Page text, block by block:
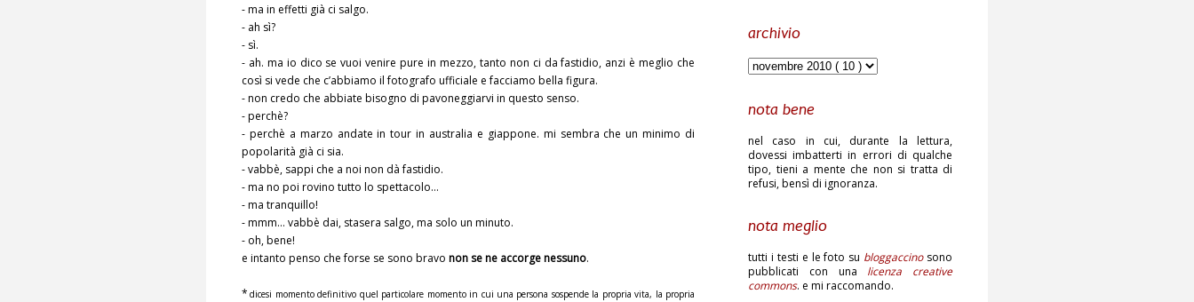
- ma in effetti già ci salgo.
- ah sì?
- sì.
- ah. ma io dico se vuoi venire pure in mezzo, tanto non ci da fastidio, anzi è meglio che
così si vede che c’abbiamo il fotografo ufficiale e facciamo bella figura.
- non credo che abbiate bisogno di pavoneggiarvi in questo senso.
- perchè?
- perchè a marzo andate in tour in australia e giappone. mi sembra che un minimo di
popolarità già ci sia.
- vabbè, sappi che a noi non dà fastidio.
- ma no poi rovino tutto lo spettacolo…
- ma tranquillo!
- mmm… vabbè dai, stasera salgo, ma solo un minuto.
- oh, bene!
e intanto penso che forse se sono bravo non se ne accorge nessuno.
* dicesi momento definitivo quel particolare momento in cui una persona sospende la propria vita, la propria
archivio
nota bene
nel caso in cui, durante la lettura,
dovessi imbatterti in errori di qualche
tipo, tieni a mente che non si tratta di
refusi, bensì di ignoranza.
nota meglio
tutti i testi e le foto su bloggaccinosono
pubblicati con una licenza creative
commons. e mi raccomando.